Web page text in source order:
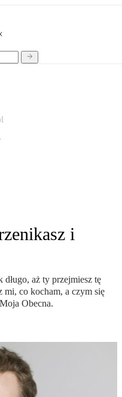
i
aż ty przejmiesz tę
mi, co kocham, a czym się
Obecna.